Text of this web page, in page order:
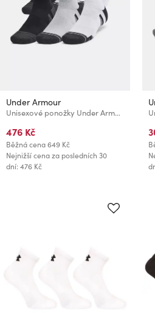
Under Armour
Unisexové ponožky Under Armour Unisex UA Perf Tech 6pk Low
476 Kč
Běžná cena649 Kč
Nejnižší cena za posledních 30
dní: 476 Kč